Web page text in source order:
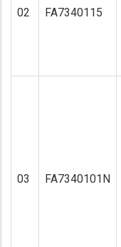
02 FA7340115
03 FA7340101N